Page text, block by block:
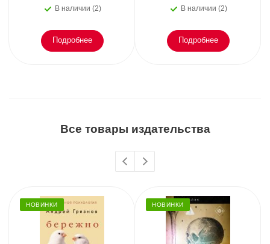
В наличии (2)
Подробнее
В наличии (2)
Подробнее
Все товары издательства
НОВИНКИ НОВИНКИ